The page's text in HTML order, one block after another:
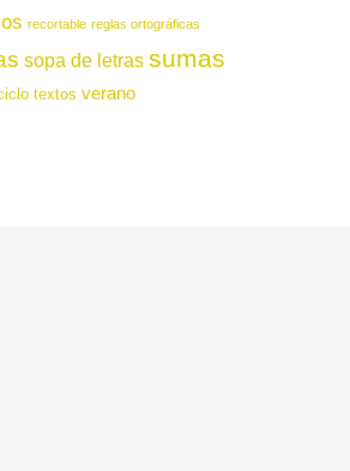
recortable reglas ortográficas
sopa de letras sumas
textos verano